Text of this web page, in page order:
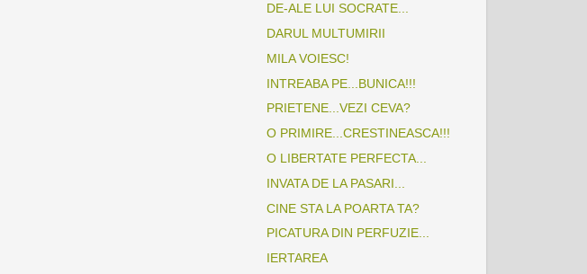
DE-ALE LUI SOCRATE...
DARUL MULTUMIRII
MILA VOIESC!
INTREABA PE...BUNICA!!!
PRIETENE...VEZI CEVA?
O PRIMIRE...CRESTINEASCA!!!
O LIBERTATE PERFECTA...
INVATA DE LA PASARI...
CINE STA LA POARTA TA?
PICATURA DIN PERFUZIE...
IERTAREA